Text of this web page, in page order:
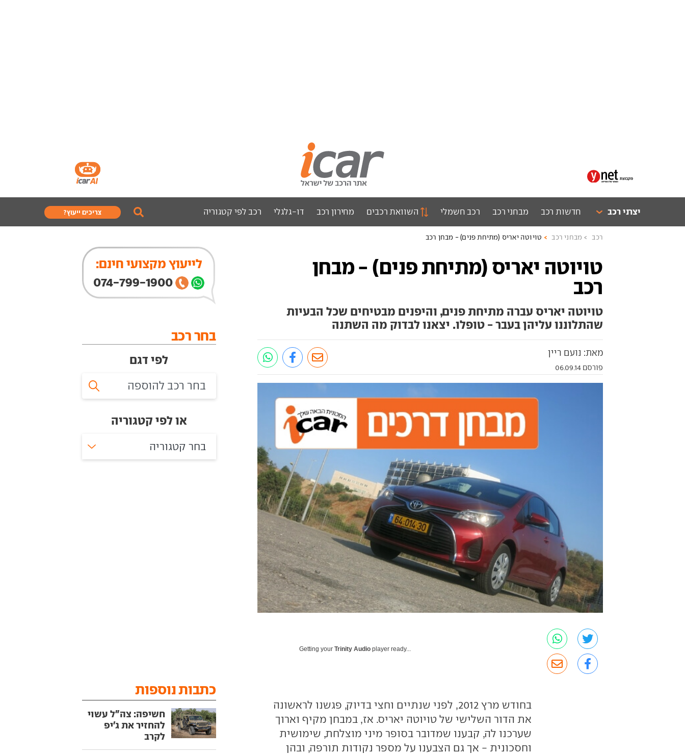
יצרני רכב חדשות רכב מבחני רכב רכב חשמלי השוואת רכבים מחירון רכב דו-גלגלי רכב לפי קטגוריה צריכים ייעוץ?
רכב מבחני רכב טויוטה יאריס (מתיחת פנים) - מבחן רכב
טויוטה יאריס (מתיחת פנים) - מבחן
רכב
טויוטה יאריס עברה מתיחת פנים, והיפנים מבטיחים שכל הבעיות
שהתלוננו עליהן בעבר - טופלו. יצאנו לבדוק מה השתנה
מאת: נועם ריין
פורסם 06.09.14
Getting yourTrinity Audio player ready...
בחודש מרץ 2012, לפני שנתיים וחצי בדיוק, פגשנו לראשונה
את הדור השלישי של טויוטה יאריס. אז, במבחן מקיף וארוך
שערכנו לה, קבענו שמדובר בסופר מיני מוצלחת, שימושית
וחסכונית - אך גם הצבענו על מספר נקודות תורפה, ובהן
לייעוץ מקצועי חינם:
074-799-1900
בחר רכב
לפי דגם
או לפי קטגוריה
בחר קטגוריה
כתבות נוספות
חשיפה: צה"ל עשוי
להחזיר את ג'יפ
לקרב